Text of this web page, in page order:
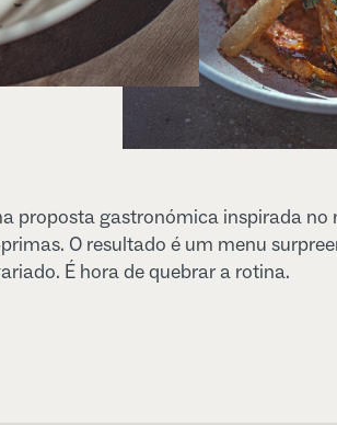
proposta gastronómica inspirada no
O resultado é um menu
É hora de quebrar a rotina.